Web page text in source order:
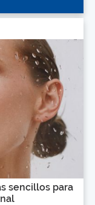
sencillos para